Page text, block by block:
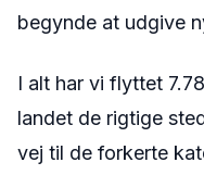
begynde at udgive
I alt har vi flyttet
landet de rigtige
vej til de forkerte